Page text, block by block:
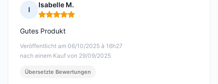
I
Isabelle M.
Hinweis: 5 von 5
Veröffentlicht am 06/10/2025 à 16h27
nach einem Kauf von 29/09/2025
Gutes Produkt
Übersetzte Bewertungen